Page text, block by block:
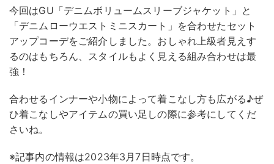
今回はGU「デニムボリュームスリーブジャケット」と
「デニムローウエストミニスカート」を合わせたセット
アップコーデをご紹介しました。おしゃれ上級者見えす
るのはもちろん、スタイルもよく見える組み合わせは最
強！
合わせるインナーや小物によって着こなし方も広がる♪ぜ
ひ着こなしやアイテムの買い足しの際に参考にしてくだ
さいね。
※記事内の情報は2023年3月7日時点です。